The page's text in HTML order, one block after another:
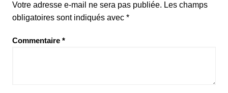
Votre adresse e-mail ne sera pas publiée. Les champs
obligatoires sont indiqués avec *
Commentaire *